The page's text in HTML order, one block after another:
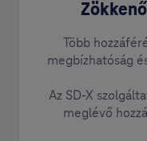
Több
megbízhatóság
Az SD-X
meglévő